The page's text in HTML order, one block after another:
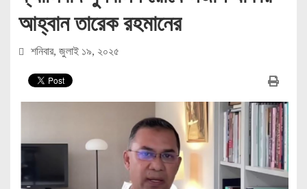
আহ্বান তারেক রহমানের
শনিবার, জুলাই ১৯, ২০২৫